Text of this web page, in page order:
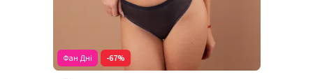
Фан Дні -67%